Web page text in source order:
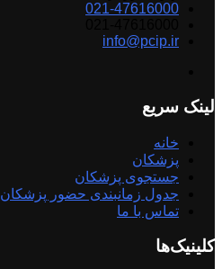
021-47616000
info@pcip.ir
لینک سریع
خانه
پزشکان
جستجوی پزشکان
جدول زمانبندی حضور پزشکان
تماس با ما
کلینیک‌ها